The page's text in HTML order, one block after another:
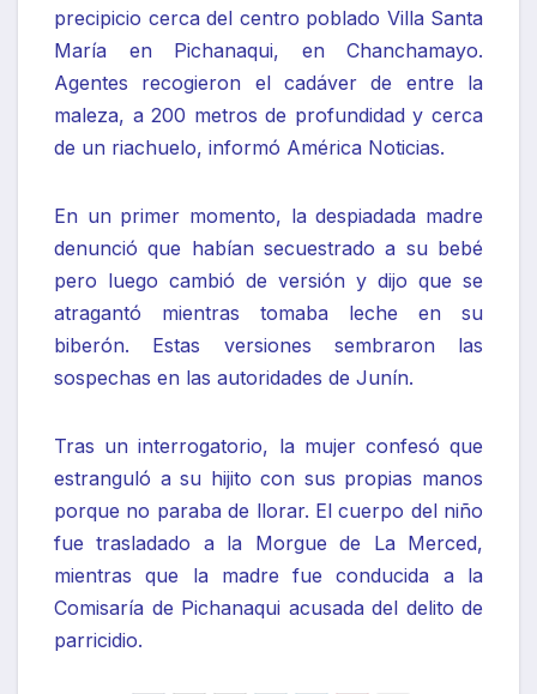
precipicio cerca del centro poblado Villa Santa
María en Pichanaqui, en Chanchamayo.
Agentes recogieron el cadáver de entre la
maleza, a 200 metros de profundidad y cerca
de un riachuelo, informó América Noticias.
En un primer momento, la despiadada madre
denunció que habían secuestrado a su bebé
pero luego cambió de versión y dijo que se
atragantó mientras tomaba leche en su
biberón. Estas versiones sembraron las
sospechas en las autoridades de Junín.
Tras un interrogatorio, la mujer confesó que
estranguló a su hijito con sus propias manos
porque no paraba de llorar. El cuerpo del niño
fue trasladado a la Morgue de La Merced,
mientras que la madre fue conducida a la
Comisaría de Pichanaqui acusada del delito de
parricidio.